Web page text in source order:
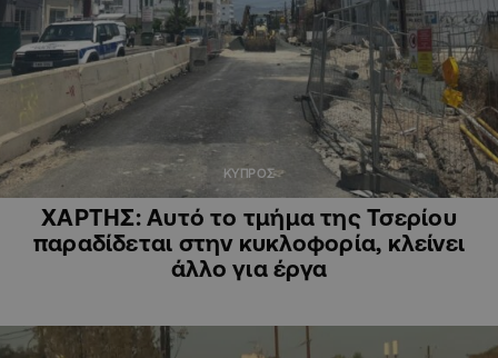
ΚΥΠΡΟΣ
ΧΑΡΤΗΣ: Αυτό το τμήμα της Τσερίου
παραδίδεται στην κυκλοφορία, κλείνει
άλλο για έργα